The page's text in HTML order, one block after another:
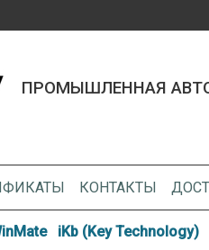
ПРОМЫШЛЕННАЯ
КОНТАКТЫ
iKb (Key Technology)